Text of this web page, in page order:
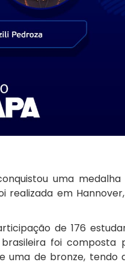
uma
realizada em
de 176
foi
de bronze, tendo